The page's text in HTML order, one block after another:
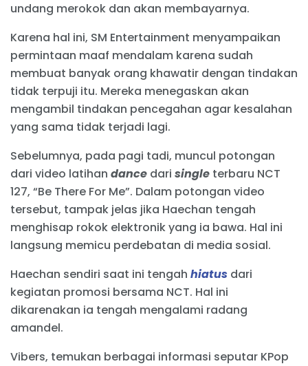
undang merokok dan akan membayarnya.
Karena hal ini, SM Entertainment menyampaikan
permintaan maaf mendalam karena sudah
membuat banyak orang khawatir dengan tindakan
tidak terpuji itu. Mereka menegaskan akan
mengambil tindakan pencegahan agar kesalahan
yang sama tidak terjadi lagi.
Sebelumnya, pada pagi tadi, muncul potongan
dari video latihan dance dari single terbaru NCT
127, “Be There For Me”. Dalam potongan video
tersebut, tampak jelas jika Haechan tengah
menghisap rokok elektronik yang ia bawa. Hal ini
langsung memicu perdebatan di media sosial.
Haechan sendiri saat ini tengah hiatus dari
kegiatan promosi bersama NCT. Hal ini
dikarenakan ia tengah mengalami radang
amandel.
Vibers, temukan berbagai informasi seputar KPop